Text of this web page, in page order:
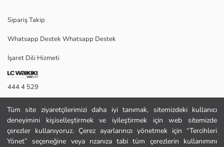
Tüm site ziyaretçilerimizi daha iyi tanımak, sitemizdeki kullanıcı
deneyimini kişiselleştirmek ve iyileştirmek için web sitemizde
çerezler kullanıyoruz. Çerez ayarlarınızı yönetmek için “Tercihleri
Yönet” seçeneğine veya rızanıza tabi tüm çerezlerin kullanımını
ve rüzgara dayanıklı çift astarlı yeni sezon üretimdir Ürünün iç
Satıcı:
Marka:
Cinsiyet:
Sipariş Takip
Whatsapp Destek Whatsapp Destek
İşaret Dili Hizmeti
444 4 529
İletişim Formu
444 4 529